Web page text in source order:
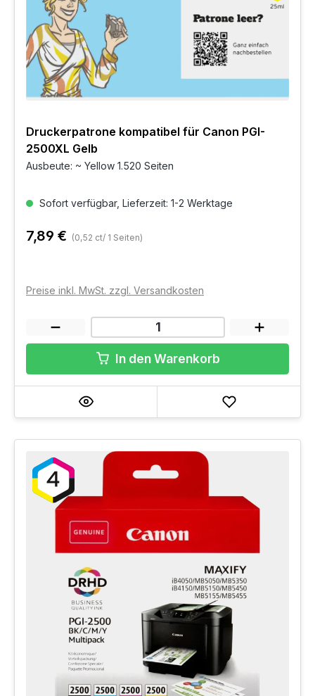
Druckerpatrone kompatibel für Canon PGI-
2500XL Gelb
Ausbeute: ~ Yellow 1.520 Seiten
Sofort verfügbar, Lieferzeit: 1-2 Werktage
7,89 € (0,52 ct/ 1 Seiten)
Preise inkl. MwSt. zzgl. Versandkosten
In den Warenkorb